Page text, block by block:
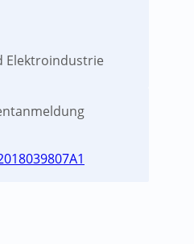
Elektroindustrie